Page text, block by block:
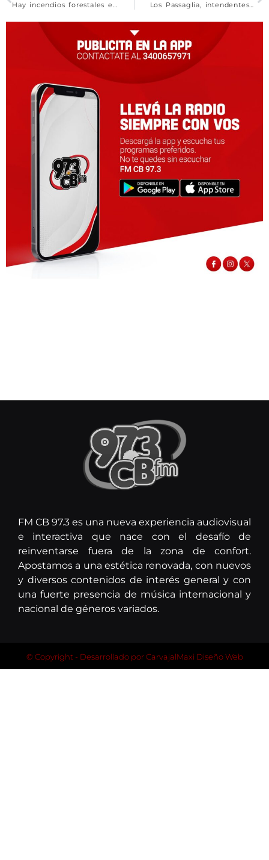
Hay incendios forestales en Corrientes, Entre Ríos, San Luis y Chubut Los Passaglia, intendentes macristas citados a indagatoria por corrupción: casas, campos y 12 autos de lujo
FM CB 97.3 es una nueva experiencia audiovisual
e interactiva que nace con el desafío de
reinventarse fuera de la zona de confort.
Apostamos a una estética renovada, con nuevos
y diversos contenidos de interés general y con
una fuerte presencia de música internacional y
nacional de géneros variados.
© Copyright - Desarrollado porCarvajalMaxi Diseño Web